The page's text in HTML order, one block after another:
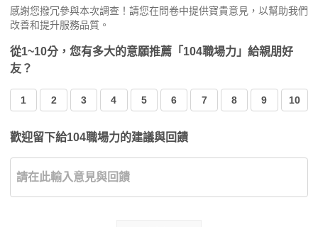
感謝您撥冗參與本次調查！請您在問卷中提供寶貴意見，以幫助我們
改善和提升服務品質。
從1~10分，您有多大的意願推薦「104職場力」給親朋好
友？
1 2 3 4 5 6 7 8 9 10
歡迎留下給104職場力的建議與回饋